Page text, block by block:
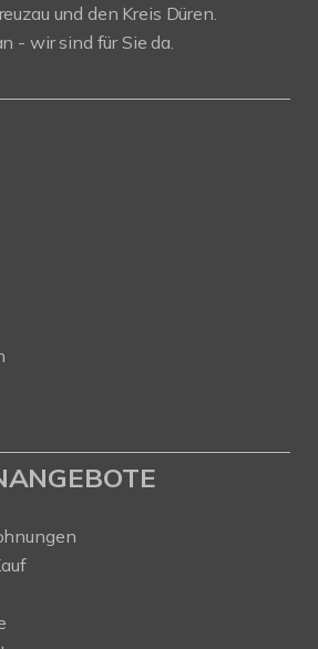
und den Kreis Düren.
- wir sind für Sie da.